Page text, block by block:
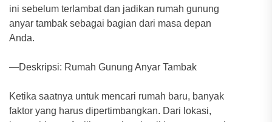
ini sebelum terlambat dan jadikan rumah gunung
anyar tambak sebagai bagian dari masa depan
Anda.
—Deskripsi: Rumah Gunung Anyar Tambak
Ketika saatnya untuk mencari rumah baru, banyak
faktor yang harus dipertimbangkan. Dari lokasi,